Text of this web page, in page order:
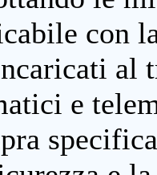
con
al
e